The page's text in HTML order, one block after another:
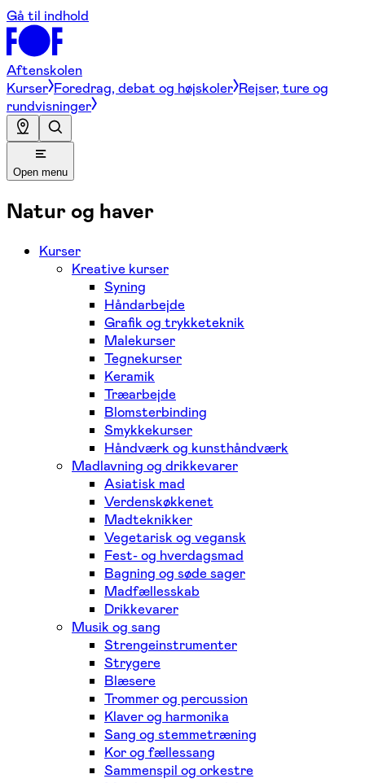
Gå til indhold
Aftenskolen
Kurser Foredrag, debat og højskoler Rejser, ture og
rundvisninger
Open menu
Natur og haver
Kurser
Kreative kurser
Syning
Håndarbejde
Grafik og trykketeknik
Malekurser
Tegnekurser
Keramik
Træarbejde
Blomsterbinding
Smykkekurser
Håndværk og kunsthåndværk
Madlavning og drikkevarer
Asiatisk mad
Verdenskøkkenet
Madteknikker
Vegetarisk og vegansk
Fest- og hverdagsmad
Bagning og søde sager
Madfællesskab
Drikkevarer
Musik og sang
Strengeinstrumenter
Strygere
Blæsere
Trommer og percussion
Klaver og harmonika
Sang og stemmetræning
Kor og fællessang
Sammenspil og orkestre